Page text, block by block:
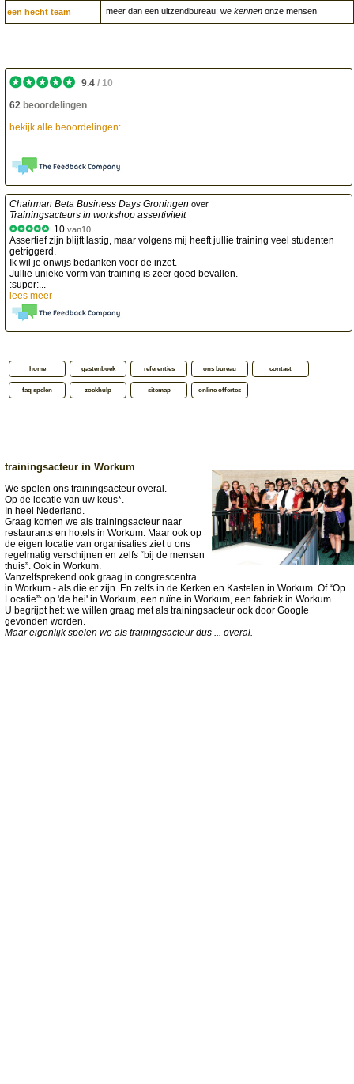
een hecht team meer dan een uitzendbureau: we kennen onze mensen
9.4 / 10
62 beoordelingen
bekijk alle beoordelingen:
Chairman Beta Business Days Groningen over
Trainingsacteurs in workshop assertiviteit
10van10
Assertief zijn blijft lastig, maar volgens mij heeft jullie training veel studenten
getriggerd.
Ik wil je onwijs bedanken voor de inzet.
Jullie unieke vorm van training is zeer goed bevallen.
:super:...
lees meer
home gastenboek referenties ons bureau contact
faq spelen zoekhulp sitemap online offertes
trainingsacteur in Workum
We spelen ons trainingsacteur overal.
Op de locatie van uw keus*.
In heel Nederland.
Graag komen we als trainingsacteur naar
restaurants en hotels in Workum. Maar ook op
de eigen locatie van organisaties ziet u ons
regelmatig verschijnen en zelfs “bij de mensen
thuis”. Ook in Workum.
Vanzelfsprekend ook graag in congrescentra
in Workum - als die er zijn. En zelfs in de Kerken en Kastelen in Workum. Of “Op
Locatie”: op 'de hei' in Workum, een ruïne in Workum, een fabriek in Workum.
U begrijpt het: we willen graag met als trainingsacteur ook door Google
gevonden worden.
Maar eigenlijk spelen we als trainingsacteur dus ... overal.